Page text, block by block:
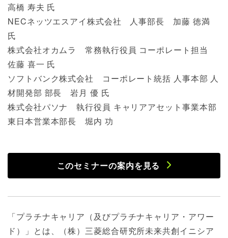
高橋 寿夫 氏
NECネッツエスアイ株式会社 人事部長 加藤 徳満
氏
株式会社オカムラ 常務執行役員 コーポレート担当
佐藤 喜一 氏
ソフトバンク株式会社 コーポレート統括 人事本部 人
材開発部 部長 岩月 優 氏
株式会社パソナ 執行役員 キャリアアセット事業本部
東日本営業本部長 堀内 功
このセミナーの案内を見る
「プラチナキャリア（及びプラチナキャリア・アワー
ド）」とは、（株）三菱総合研究所未来共創イニシア